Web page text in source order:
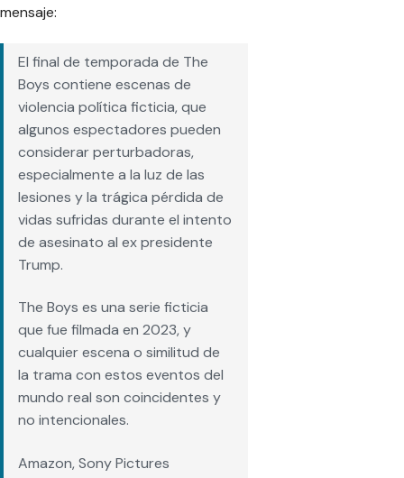
mensaje:
El final de temporada de The
Boys contiene escenas de
violencia política ficticia, que
algunos espectadores pueden
considerar perturbadoras,
especialmente a la luz de las
lesiones y la trágica pérdida de
vidas sufridas durante el intento
de asesinato al ex presidente
Trump.
The Boys es una serie ficticia
que fue filmada en 2023, y
cualquier escena o similitud de
la trama con estos eventos del
mundo real son coincidentes y
no intencionales.
Amazon, Sony Pictures